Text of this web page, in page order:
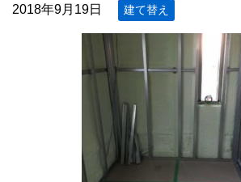
2018年9月19日 建て替え